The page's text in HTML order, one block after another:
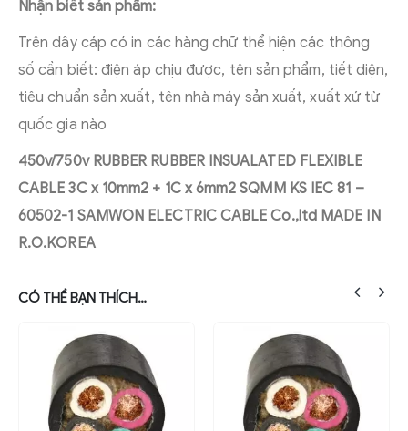
Nhận biết sản phẩm:
Trên dây cáp có in các hàng chữ thể hiện các thông
số cần biết: điện áp chịu được, tên sản phẩm, tiết diện,
tiêu chuẩn sản xuất, tên nhà máy sản xuất, xuất xứ từ
quốc gia nào
450v/750v RUBBER RUBBER INSUALATED FLEXIBLE
CABLE 3C x 10mm2 + 1C x 6mm2 SQMM KS IEC 81 –
60502-1 SAMWON ELECTRIC CABLE Co.,ltd MADE IN
R.O.KOREA
CÓ THỂ BẠN THÍCH…